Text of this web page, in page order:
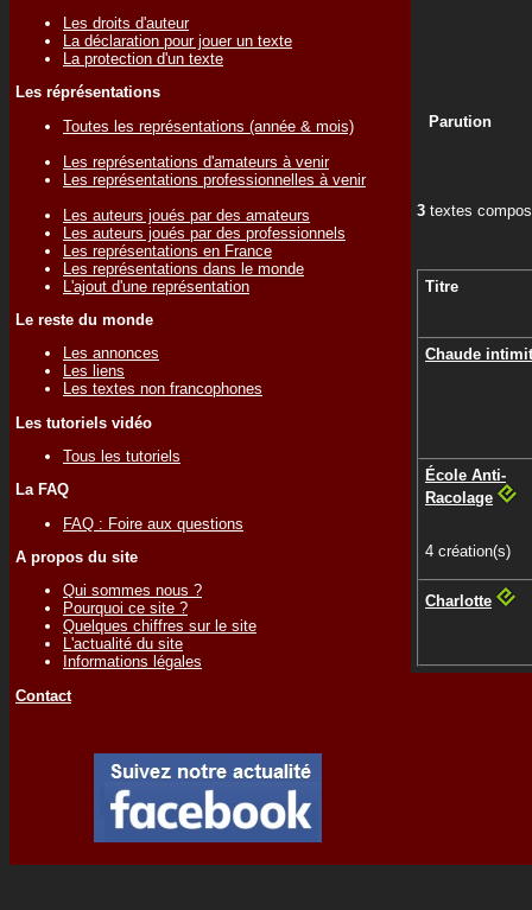
Les droits d'auteur
La déclaration pour jouer un texte
La protection d'un texte
Les réprésentations
Toutes les représentations (année & mois)
Les représentations d'amateurs à venir
Les représentations professionnelles à venir
Les auteurs joués par des amateurs
Les auteurs joués par des professionnels
Les représentations en France
Les représentations dans le monde
L'ajout d'une représentation
Le reste du monde
Les annonces
Les liens
Les textes non francophones
Les tutoriels vidéo
Tous les tutoriels
La FAQ
FAQ : Foire aux questions
A propos du site
Qui sommes nous ?
Pourquoi ce site ?
Quelques chiffres sur le site
L'actualité du site
Informations légales
Contact
Parution
3 textes
Titre
Chaude
École Anti-
Racolage
4 création(s)
Charlotte